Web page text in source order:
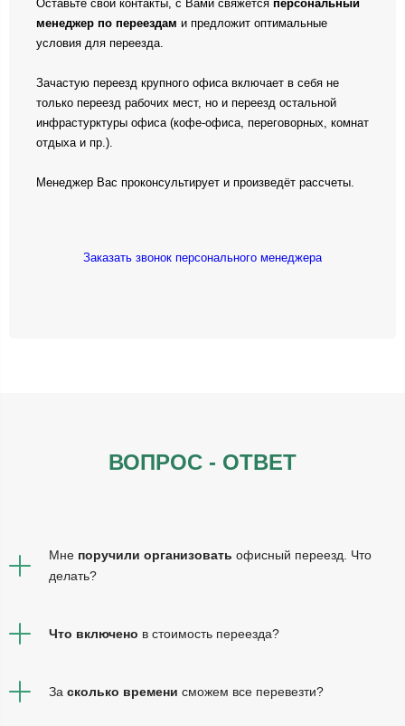
Оставьте свои контакты, с Вами свяжется персональный
менеджер по переездам и предложит оптимальные
условия для переезда.
Зачастую переезд крупного офиса включает в себя не
только переезд рабочих мест, но и переезд остальной
инфрастурктуры офиса (кофе-офиса, переговорных, комнат
отдыха и пр.).
Менеджер Вас проконсультирует и произведёт рассчеты.
Заказать звонок персонального менеджера
ВОПРОС - ОТВЕТ
Мне поручили организовать офисный переезд. Что
делать?
Что включено в стоимость переезда?
За сколько времени сможем все перевезти?